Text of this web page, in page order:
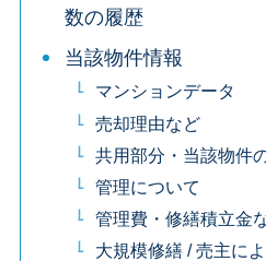
数の履歴
当該物件情報
マンションデータ
売却理由など
共用部分・当該物件
管理について
管理費・修繕積立金
大規模修繕 / 売主に